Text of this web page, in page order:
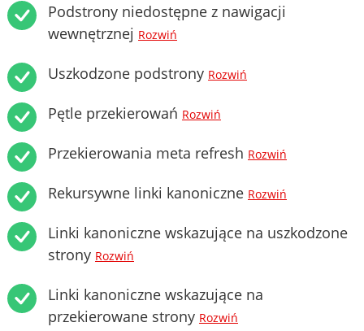
Podstrony niedostępne z nawigacji
wewnętrznej Rozwiń
Uszkodzone podstrony Rozwiń
Pętle przekierowań Rozwiń
Przekierowania meta refresh Rozwiń
Rekursywne linki kanoniczne Rozwiń
Linki kanoniczne wskazujące na uszkodzone
strony Rozwiń
Linki kanoniczne wskazujące na
przekierowane strony Rozwiń